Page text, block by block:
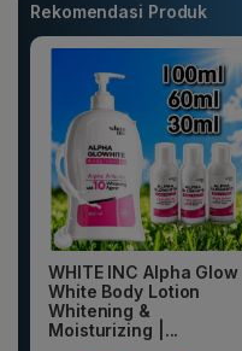
Rekomendasi Produk
WHITE INC Alpha Glow
White Body Lotion
Whitening &
Moisturizing |...